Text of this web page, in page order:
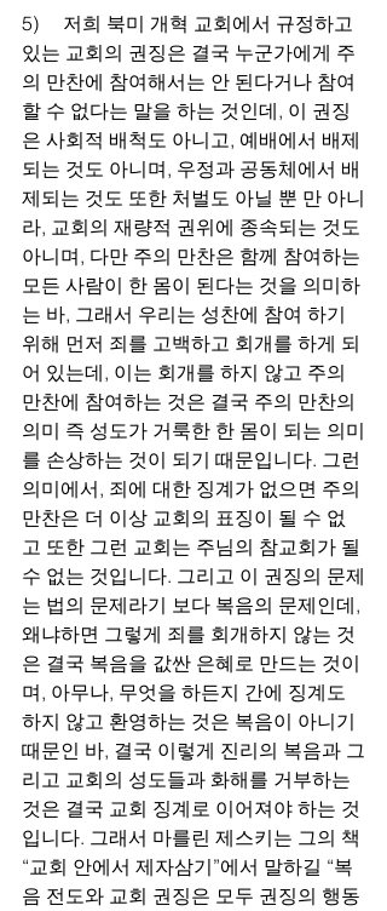
5)     저희 북미 개혁 교회에서 규정하고
있는 교회의 권징은 결국 누군가에게 주
의 만찬에 참여해서는 안 된다거나 참여
할 수 없다는 말을 하는 것인데, 이 권징
은 사회적 배척도 아니고, 예배에서 배제
되는 것도 아니며, 우정과 공동체에서 배
제되는 것도 또한 처벌도 아닐 뿐 만 아니
라, 교회의 재량적 권위에 종속되는 것도
아니며, 다만 주의 만찬은 함께 참여하는
모든 사람이 한 몸이 된다는 것을 의미하
는 바, 그래서 우리는 성찬에 참여 하기
위해 먼저 죄를 고백하고 회개를 하게 되
어 있는데, 이는 회개를 하지 않고 주의
만찬에 참여하는 것은 결국 주의 만찬의
의미 즉 성도가 거룩한 한 몸이 되는 의미
를 손상하는 것이 되기 때문입니다. 그런
의미에서, 죄에 대한 징계가 없으면 주의
만찬은 더 이상 교회의 표징이 될 수 없
고 또한 그런 교회는 주님의 참교회가 될
수 없는 것입니다. 그리고 이 권징의 문제
는 법의 문제라기 보다 복음의 문제인데,
왜냐하면 그렇게 죄를 회개하지 않는 것
은 결국 복음을 값싼 은혜로 만드는 것이
며, 아무나, 무엇을 하든지 간에 징계도
하지 않고 환영하는 것은 복음이 아니기
때문인 바, 결국 이렇게 진리의 복음과 그
리고 교회의 성도들과 화해를 거부하는
것은 결국 교회 징계로 이어져야 하는 것
입니다. 그래서 마를린 제스키는 그의 책
“교회 안에서 제자삼기”에서 말하길 “복
음 전도와 교회 권징은 모두 권징의 행동